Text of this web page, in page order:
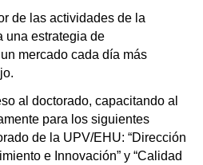
de las actividades de la
una estrategia de
mercado cada día más
al doctorado, capacitando al
para los siguientes
de la UPV/EHU: “Dirección
e Innovación” y “Calidad